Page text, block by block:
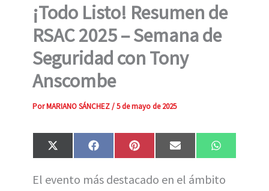
¡Todo Listo! Resumen de
RSAC 2025 – Semana de
Seguridad con Tony
Anscombe
PorMARIANO SÁNCHEZ/5 de mayo de 2025
Compartir
en
X
(
w
Compartir
en
F
a
e
Compartir
en
P
i
t
Compartir
en
E
m
i
Compartir
en
W
h
t
El evento más destacado en el ámbito